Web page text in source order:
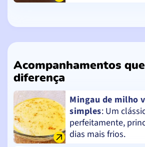
Acompanhamentos
diferença
Mingau de milho
simples: Um
perfeitamente,
dias mais frios.